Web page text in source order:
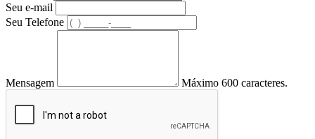
Seu e-mail
Seu Telefone
Mensagem Máximo 600 caracteres.